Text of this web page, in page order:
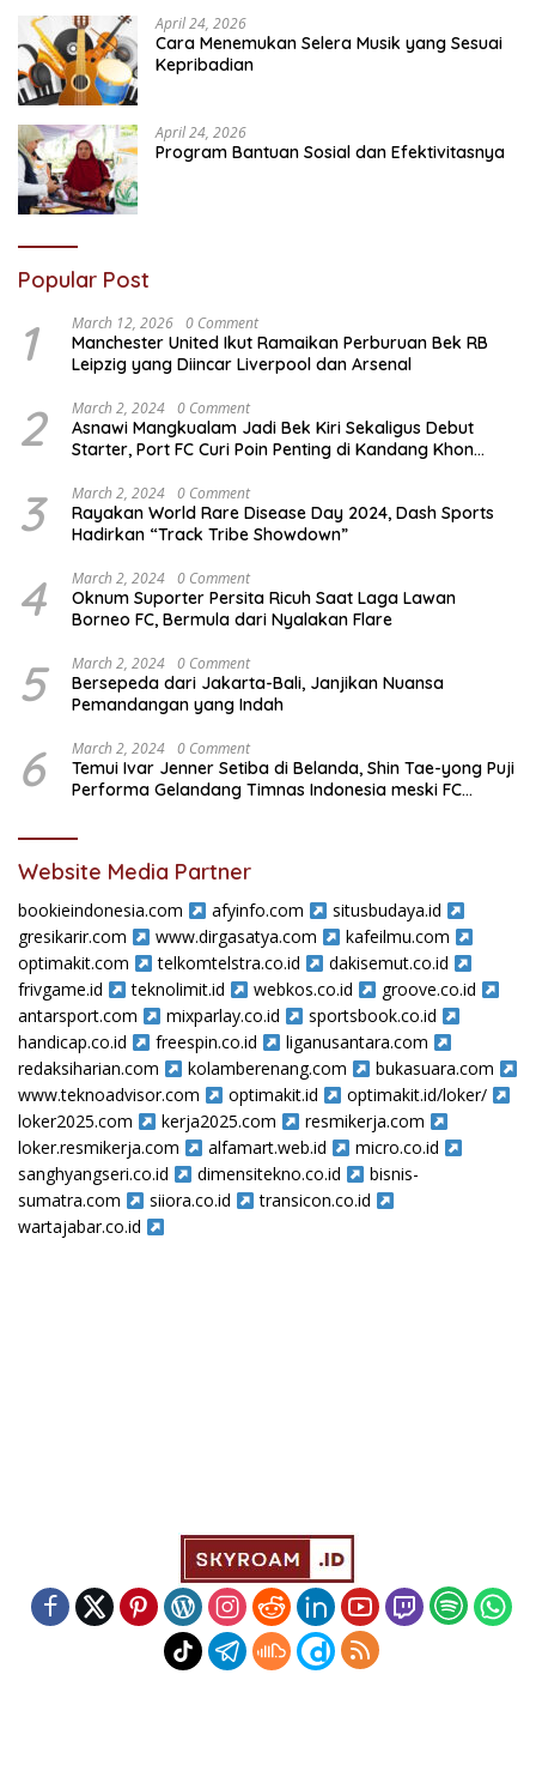
April 24, 2026
Cara Menemukan Selera Musik yang Sesuai
Kepribadian
April 24, 2026
Program Bantuan Sosial dan Efektivitasnya
Popular Post
1 March 12, 2026 0 Comment
Manchester United Ikut Ramaikan Perburuan Bek RB
Leipzig yang Diincar Liverpool dan Arsenal
2 March 2, 2024 0 Comment
Asnawi Mangkualam Jadi Bek Kiri Sekaligus Debut
Starter, Port FC Curi Poin Penting di Kandang Khon
3 March 2, 2024 0 Comment
Rayakan World Rare Disease Day 2024, Dash Sports
Hadirkan “Track Tribe Showdown”
4 March 2, 2024 0 Comment
Oknum Suporter Persita Ricuh Saat Laga Lawan
Borneo FC, Bermula dari Nyalakan Flare
5 March 2, 2024 0 Comment
Bersepeda dari Jakarta-Bali, Janjikan Nuansa
Pemandangan yang Indah
6 March 2, 2024 0 Comment
Temui Ivar Jenner Setiba di Belanda, Shin Tae-yong Puji
Performa Gelandang Timnas Indonesia meski FC
Website Media Partner
bookieindonesia.com afyinfo.com
situsbudaya.id
gresikarir.com
www.dirgasatya.com
kafeilmu.com
optimakit.com
telkomtelstra.co.id
dakisemut.co.id
frivgame.id
teknolimit.id webkos.co.id
groove.co.id
antarsport.com
mixparlay.co.id
sportsbook.co.id
handicap.co.id
freespin.co.id
liganusantara.com
redaksiharian.com
kolamberenang.com
bukasuara.com
www.teknoadvisor.com
optimakit.id
optimakit.id/loker/
loker2025.com
kerja2025.com
resmikerja.com
loker.resmikerja.com
alfamart.web.id
micro.co.id
sanghyangseri.co.id
dimensitekno.co.id
bisnis-
sumatra.com
siiora.co.id
transicon.co.id
wartajabar.co.id